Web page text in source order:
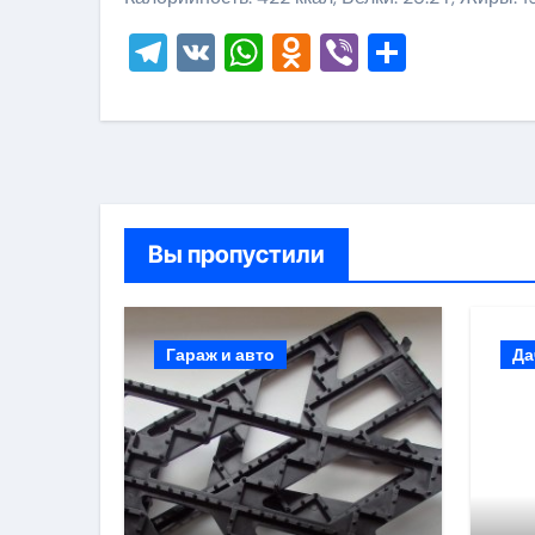
Telegram
VKWhatsApp
Odnoklassniki
Viber
Вы пропустили
Гараж и авто